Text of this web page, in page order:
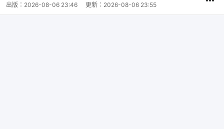
出版： 2026-08-06 23:46 更新： 2026-08-06 23:55